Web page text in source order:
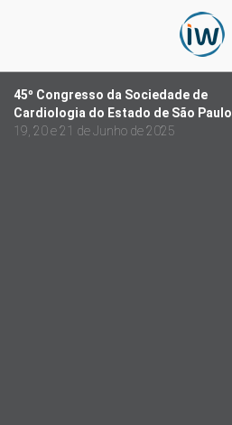
45º Congresso da Sociedade de
Cardiologia do Estado de São Paulo
19, 20 e 21 de Junho de 2025